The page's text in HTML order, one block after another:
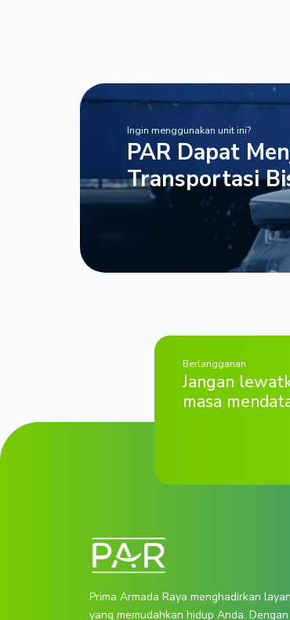
Ingin menggunakan unit ini?
PAR Dapat
Transportasi
Berlangganan
Jangan
masa
Prima Armada Raya menghadirkan
yang memudahkan hidup Anda. Dengan